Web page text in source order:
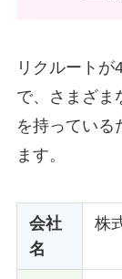
リクルート
で、さまざま
を持っている
ます。
会社
名
株